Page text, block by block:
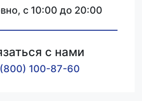
с 10:00 до 20:00
с нами
100-87-60